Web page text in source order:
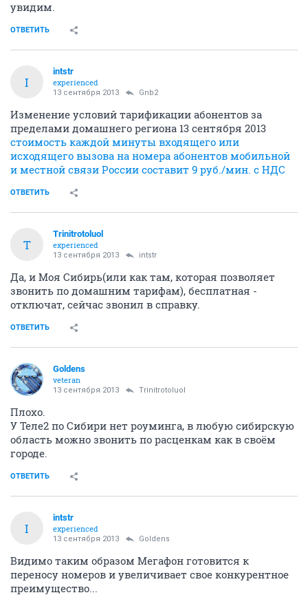
увидим.
ОТВЕТИТЬ
I
intstr
experienced
13 сентября 2013 Gnb2
Изменение условий тарификации абонентов за
пределами домашнего региона 13 сентября 2013
стоимость каждой минуты входящего или
исходящего вызова на номера абонентов мобильной
и местной связи России составит 9 руб./мин. с НДС
ОТВЕТИТЬ
T
Trinitrotoluol
experienced
13 сентября 2013 intstr
Да, и Моя Сибирь(или как там, которая позволяет
звонить по домашним тарифам), бесплатная -
отключат, сейчас звонил в справку.
ОТВЕТИТЬ
Goldens
veteran
13 сентября 2013 Trinitrotoluol
Плохо.
У Теле2 по Сибири нет роуминга, в любую сибирскую
область можно звонить по расценкам как в своём
городе.
ОТВЕТИТЬ
I
intstr
experienced
13 сентября 2013 Goldens
Видимо таким образом Мегафон готовится к
переносу номеров и увеличивает свое конкурентное
преимущество...